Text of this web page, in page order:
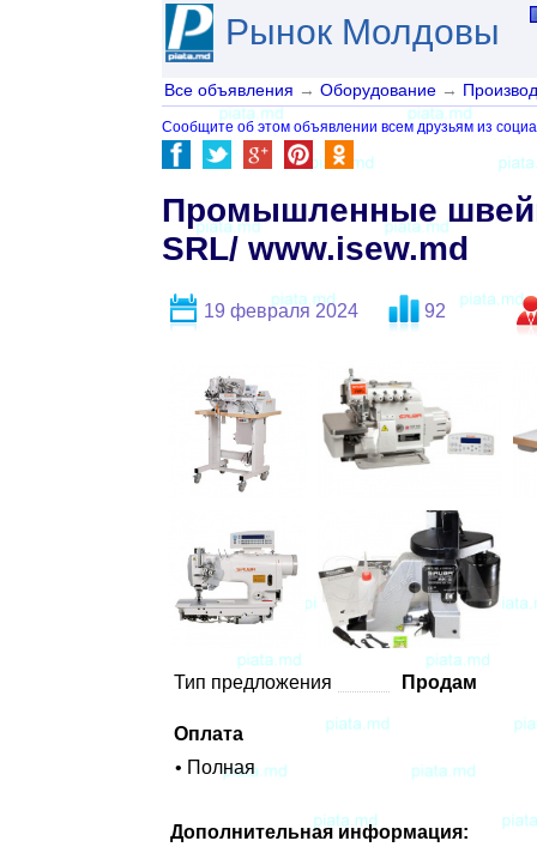
Рынок Молдовы
Все объявления → Оборудование →
Сообщите об этом объявлении всем друзьям из
Промышленные
SRL/ www.isew.md
19 февраля 2024 92
Тип предложения Продам
Оплата
• Полная
Дополнительная информация: